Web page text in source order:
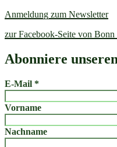
Anmeldung zum Newsletter
zur Facebook-Seite von Bonn
Abonniere
E-Mail *
Vorname
Nachname